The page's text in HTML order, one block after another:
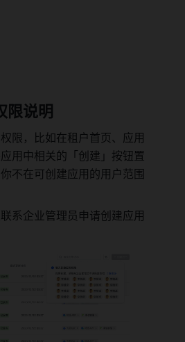
限说明
限，比如在租户首页、应用
用中相关的「创建」按钮置
不在可创建应用的用户范围
系企业管理员申请创建应用